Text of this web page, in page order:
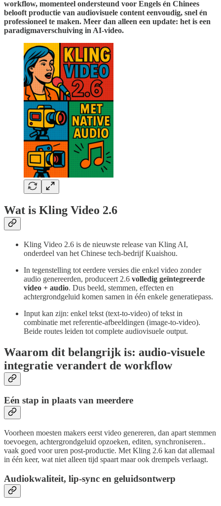
workflow, momenteel ondersteund voor Engels én Chinees
belooft productie van audiovisuele content eenvoudig, snel én
professioneel te maken. Meer dan alleen een update: het is een
paradigmaverschuiving in AI-video.
Wat is Kling Video 2.6
Kling Video 2.6 is de nieuwste release van Kling AI,
onderdeel van het Chinese tech-bedrijf Kuaishou.
In tegenstelling tot eerdere versies die enkel video zonder
audio genereerden, produceert 2.6 volledig geïntegreerde
video + audio. Dus beeld, stemmen, effecten en
achtergrondgeluid komen samen in één enkele generatiepass.
Input kan zijn: enkel tekst (text-to-video) of tekst in
combinatie met referentie-afbeeldingen (image-to-video).
Beide routes leiden tot complete audiovisuele output.
Waarom dit belangrijk is: audio-visuele
integratie verandert de workflow
Eén stap in plaats van meerdere
Voorheen moesten makers eerst video genereren, dan apart stemmen
toevoegen, achtergrondgeluid opzoeken, editen, synchroniseren..
vaak goed voor uren post-productie. Met Kling 2.6 kan dat allemaal
in één keer, wat niet alleen tijd spaart maar ook drempels verlaagt.
Audiokwaliteit, lip-sync en geluidsontwerp